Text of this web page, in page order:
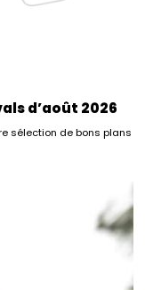
d’août 2026
sélection de bons plans